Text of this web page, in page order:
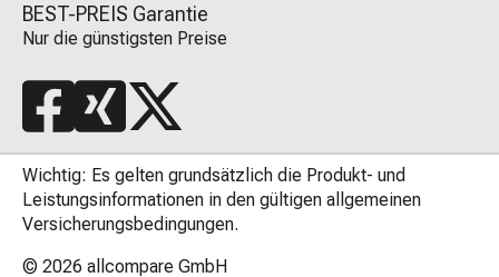
BEST-PREIS Garantie
Nur die günstigsten Preise
Wichtig: Es gelten grundsätzlich die Produkt- und
Leistungsinformationen in den gültigen allgemeinen
Versicherungsbedingungen.
© 2026 allcompare GmbH